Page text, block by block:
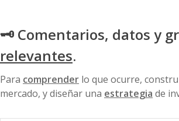
🗝 Comentarios, datos y
relevantes.
Para comprender lo que ocurre,
mercado, y diseñar una estrategia de